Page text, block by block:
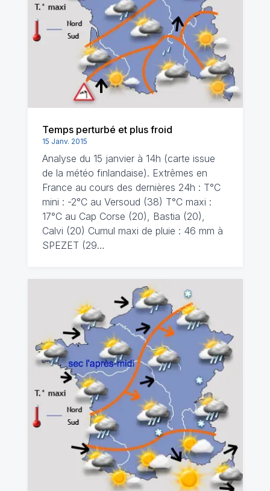
Temps perturbé et plus froid
15 Janv. 2015
Analyse du 15 janvier à 14h (carte issue
de la météo finlandaise). Extrêmes en
France au cours des dernières 24h : T°C
mini : -2°C au Versoud (38) T°C maxi :
17°C au Cap Corse (20), Bastia (20),
Calvi (20) Cumul maxi de pluie : 46 mm à
SPEZET (29…